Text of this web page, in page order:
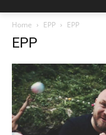
Home EPP EPP
EPP